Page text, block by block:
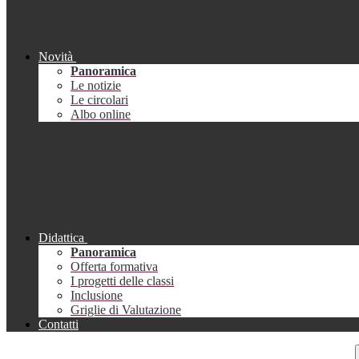
Novità
Panoramica
Le notizie
Le circolari
Albo online
Didattica
Panoramica
Offerta formativa
I progetti delle classi
Inclusione
Griglie di Valutazione
Contatti